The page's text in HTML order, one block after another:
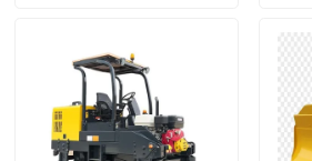
Macchinari per le aziende agricole
Macchine per la logistica